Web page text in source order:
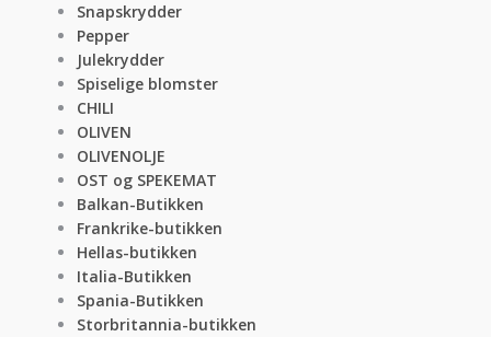
Snapskrydder
Pepper
Julekrydder
Spiselige blomster
CHILI
OLIVEN
OLIVENOLJE
OST og SPEKEMAT
Balkan-Butikken
Frankrike-butikken
Hellas-butikken
Italia-Butikken
Spania-Butikken
Storbritannia-butikken